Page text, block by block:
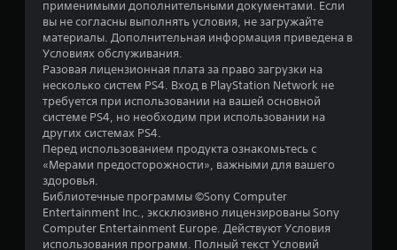
е
д
н
а
с
применимыми дополнительными документами. Если
вы не согласны выполнять условия, не загружайте
материалы. Дополнительная информация приведена в
Условиях обслуживания.
Разовая лицензионная плата за право загрузки на
несколько систем PS4. Вход в PlayStation Network не
требуется при использовании на вашей основной
системе PS4, но необходим при использовании на
других системах PS4.
Перед использованием продукта ознакомьтесь с
«Мерами предосторожности», важными для вашего
здоровья.
Библиотечные программы ©Sony Computer
Entertainment Inc., эксклюзивно лицензированы Sony
Computer Entertainment Europe. Действуют Условия
использования программ. Полный текст Условий